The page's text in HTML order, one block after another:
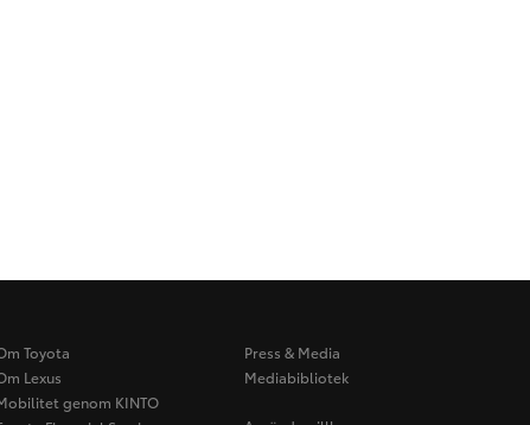
Toyota
Lexus
genom KINTO
Press & Media
Mediabibliotek